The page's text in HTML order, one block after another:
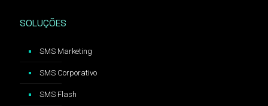
SOLUÇÕES
SMS Marketing
SMS Corporativo
SMS Flash